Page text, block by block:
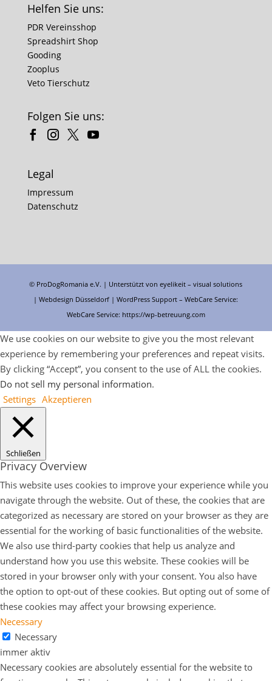
Helfen Sie uns:
PDR Vereinsshop
Spreadshirt Shop
Gooding
Zooplus
Veto Tierschutz
Folgen Sie uns:
Legal
Impressum
Datenschutz
© ProDogRomania e.V. | Unterstützt voneyelikeit – visual solutions
| Webdesign Düsseldorf |WordPress Support – WebCare Service:
WebCare Service: https://wp-betreuung.com
We use cookies on our website to give you the most relevant
experience by remembering your preferences and repeat visits.
By clicking “Accept”, you consent to the use of ALL the cookies.
Do not sell my personal information.
Settings Akzeptieren
Schließen
Privacy Overview
This website uses cookies to improve your experience while you
navigate through the website. Out of these, the cookies that are
categorized as necessary are stored on your browser as they are
essential for the working of basic functionalities of the website.
We also use third-party cookies that help us analyze and
understand how you use this website. These cookies will be
stored in your browser only with your consent. You also have
the option to opt-out of these cookies. But opting out of some of
these cookies may affect your browsing experience.
Necessary
Necessary
immer aktiv
Necessary cookies are absolutely essential for the website to